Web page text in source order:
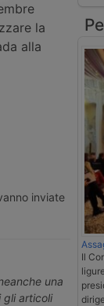
la
alla
inviate
una
articoli
Il